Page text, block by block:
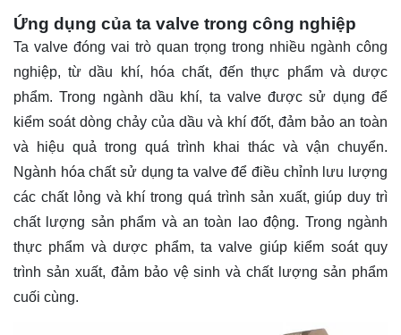
Ứng dụng của ta valve trong công nghiệp
Ta valve đóng vai trò quan trọng trong nhiều ngành công
nghiệp, từ dầu khí, hóa chất, đến thực phẩm và dược
phẩm. Trong ngành dầu khí, ta valve được sử dụng để
kiểm soát dòng chảy của dầu và khí đốt, đảm bảo an toàn
và hiệu quả trong quá trình khai thác và vận chuyển.
Ngành hóa chất sử dụng ta valve để điều chỉnh lưu lượng
các chất lỏng và khí trong quá trình sản xuất, giúp duy trì
chất lượng sản phẩm và an toàn lao động. Trong ngành
thực phẩm và dược phẩm, ta valve giúp kiểm soát quy
trình sản xuất, đảm bảo vệ sinh và chất lượng sản phẩm
cuối cùng.